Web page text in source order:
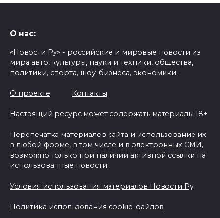
О нас:
«Новости Ру» - российские и мировые новости из
мира авто, культуры, науки и техники, общества,
политики, спорта, шоу-бизнеса, экономики.
О проекте Контакты
Настоящий ресурс может содержать материалы 18+
Перепечатка материалов сайта и использование их
в любой форме, в том числе и в электронных СМИ,
возможно только при наличии активной ссылки на
использованные новости.
Условия использования материалов Новости Ру
Политика использования cookie-файлов